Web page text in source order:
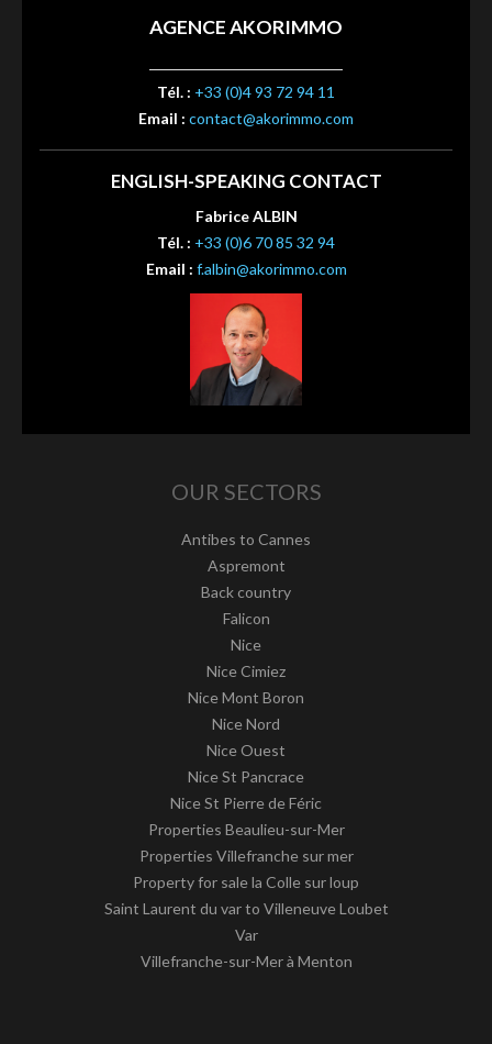
AGENCE AKORIMMO
Tél. : +33 (0)4 93 72 94 11
Email : contact@akorimmo.com
ENGLISH-SPEAKING CONTACT
Fabrice ALBIN
Tél. : +33 (0)6 70 85 32 94
Email : f.albin@akorimmo.com
OUR SECTORS
Antibes to Cannes
Aspremont
Back country
Falicon
Nice
Nice Cimiez
Nice Mont Boron
Nice Nord
Nice Ouest
Nice St Pancrace
Nice St Pierre de Féric
Properties Beaulieu-sur-Mer
Properties Villefranche sur mer
Property for sale la Colle sur loup
Saint Laurent du var to Villeneuve Loubet
Var
Villefranche-sur-Mer à Menton